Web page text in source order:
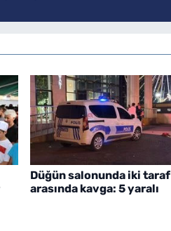
Düğün salonunda iki taraf
arasında kavga: 5 yaralı